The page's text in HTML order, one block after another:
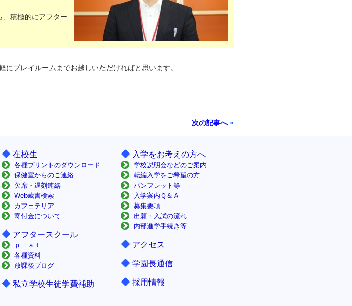
積極的にアフター
プレイルームまでお越しいただければと思います。
次の記事へ»
◆ 在校生
各種プリントのダウンロード
保健室からのご連絡
欠席・遅刻連絡
Web蔵書検索
カフェテリア
寄付金について
◆ アフタースクール
ｐｌａｔ
各種資料
放課後ブログ
◆ 私立学校生徒学費補助
◆ 入学をお考えの方へ
学校説明会などのご案内
転編入学をご希望の方
パンフレット等
入学案内Ｑ＆Ａ
募集要項
出願・入試の流れ
内部進学手続き等
◆ アクセス
◆ 学園長通信
◆ 採用情報